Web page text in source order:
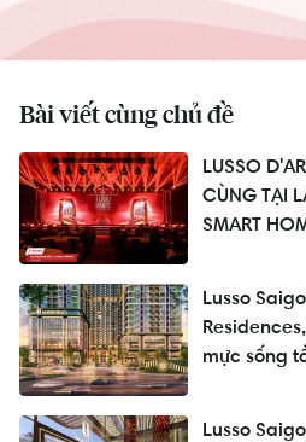
Bài viết cùng chủ đề
LUSSO
CÙNG TẠI
SMART
Lusso
mực sống
Lusso